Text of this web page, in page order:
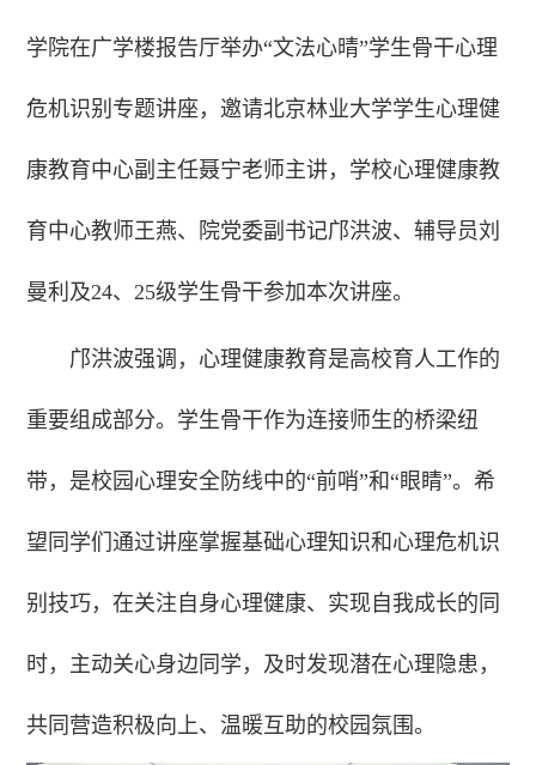
学院在广学楼报告厅举办“文法心晴”学生骨干心理
危机识别专题讲座，邀请北京林业大学学生心理健
康教育中心副主任聂宁老师主讲，学校心理健康教
育中心教师王燕、院党委副书记邝洪波、辅导员刘
曼利及24、25级学生骨干参加本次讲座。
邝洪波强调，心理健康教育是高校育人工作的
重要组成部分。学生骨干作为连接师生的桥梁纽
带，是校园心理安全防线中的“前哨”和“眼睛”。希
望同学们通过讲座掌握基础心理知识和心理危机识
别技巧，在关注自身心理健康、实现自我成长的同
时，主动关心身边同学，及时发现潜在心理隐患，
共同营造积极向上、温暖互助的校园氛围。